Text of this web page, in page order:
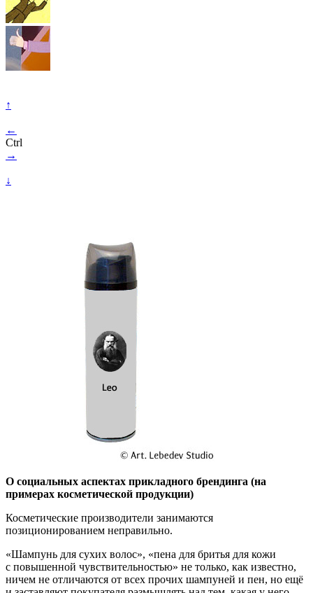
↑
←
Ctrl
→
↓
О социальных аспектах прикладного брендинга (на
примерах косметической продукции)
Косметические производители занимаются
позиционированием неправильно.
«Шампунь для сухих волос», «пена для бритья для кожи
с повышенной чувствительностью» не только, как известно,
ничем не отличаются от всех прочих шампуней и пен, но ещё